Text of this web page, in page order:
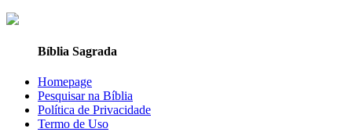
Bíblia Sagrada
Homepage
Pesquisar na Bíblia
Política de Privacidade
Termo de Uso